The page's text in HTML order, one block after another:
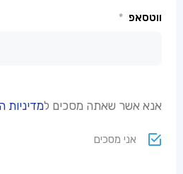
ווטסאפ *
אנא אשר שאתה מסכים למדיניות
אני מסכים